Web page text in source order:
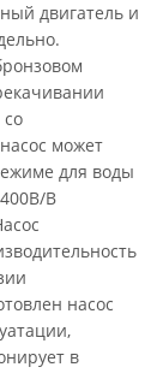
двигатель и
может
для воды
B
насос
в